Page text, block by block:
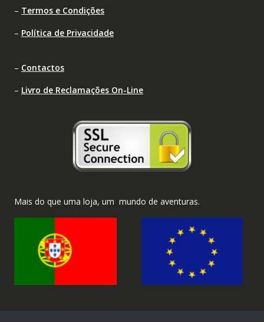
– Termos e Condições
– Política de Privacidade
– Contactos
– Livro de Reclamações On-Line
Mais do que uma loja, um mundo de aventuras.